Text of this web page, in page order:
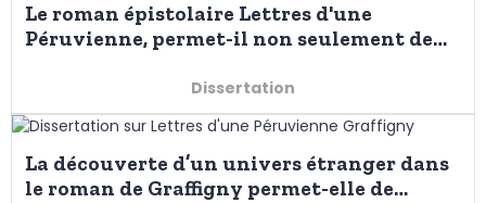
Le roman épistolaire Lettres d'une
Péruvienne, permet-il non seulement de
questionner sa propre société ?
Dissertation
La découverte d’un univers étranger dans
le roman de Graffigny permet-elle de